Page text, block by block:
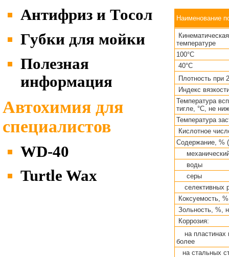
Антифриз и Тосол
Губки для мойки
Полезная
информация
Автохимия для
специалистов
WD-40
Turtle Wax
Наименование
температуре
100°С
40°С
Плотность при
Индекс
Температура
тигле, °С, не
Температура
Кислотное
Содержание, %
воды
серы
селективных
Коксуемость,
Зольность, %,
Коррозия:
на пластинах
более
на стальных